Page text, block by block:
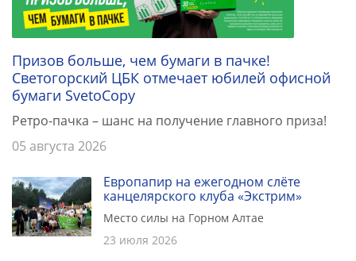
Призов больше, чем бумаги в пачке!
Светогорский ЦБК отмечает юбилей офисной
бумаги SvetoCopy
Ретро-пачка – шанс на получение главного приза!
05 августа 2026
Европапир на ежегодном слёте
канцелярского клуба «Экстрим»
Место силы на Горном Алтае
23 июля 2026